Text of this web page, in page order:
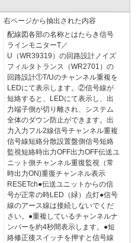
右ページから抽出された内容
配線図各部の名称とはたらき信号
ラインモニターT／
U（WR39319）の回路設計ノイズ
フィルタトランス（WR2701）の
回路設計①T/Uのチャンネル重複を
LEDにて表示します。②信号線が
短絡すると、LEDにて表示し、出
力端子側が切り離され、システム
全体のダウン防止ができます。出
力入力フル2線信号チャンネル重複
信号線短絡分散設置盤側信号短絡
監視短絡時出力OFF出力OFF伝送ユ
ニット側チャンネル重復監視（常
時出力ON)重復チャンネル表示
RESETch●伝送ユニットからの信
号が正常の時LED（緑）点灯●信号
線のアース線は接続しないでくだ
さい。●重複しているチャンネルナ
ンバーを約4秒間表示します。●短
絡修正後スイッチを押すと信号線